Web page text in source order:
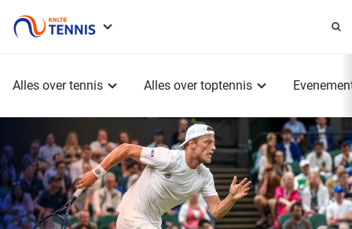
Alles over tennis Alles over toptennis